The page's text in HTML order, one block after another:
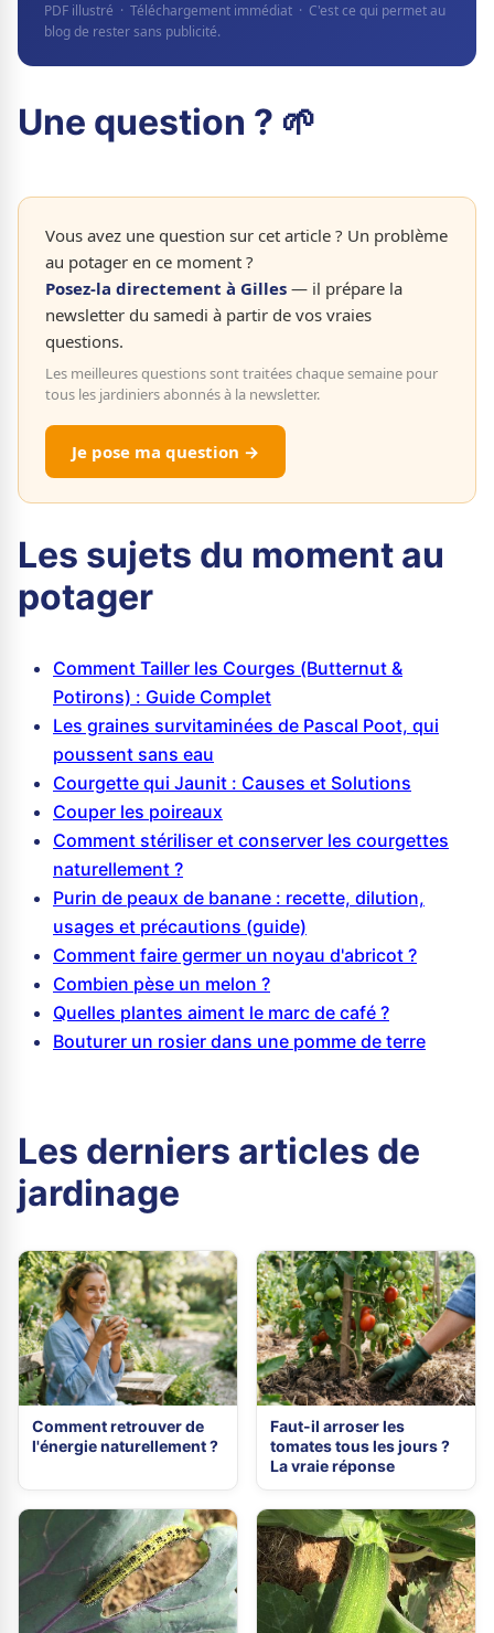
PDF illustré · Téléchargement immédiat · C'est ce qui permet au
blog de rester sans publicité.
Une question ? 🌱
Vous avez une question sur cet article ? Un problème
au potager en ce moment ?
Posez-la directement à Gilles — il prépare la
newsletter du samedi à partir de vos vraies
questions.
Les meilleures questions sont traitées chaque semaine pour
tous les jardiniers abonnés à la newsletter.
Je pose ma question →
Les sujets du moment au
potager
Comment Tailler les Courges (Butternut &
Potirons) : Guide Complet
Les graines survitaminées de Pascal Poot, qui
poussent sans eau
Courgette qui Jaunit : Causes et Solutions
Couper les poireaux
Comment stériliser et conserver les courgettes
naturellement ?
Purin de peaux de banane : recette, dilution,
usages et précautions (guide)
Comment faire germer un noyau d'abricot ?
Combien pèse un melon ?
Quelles plantes aiment le marc de café ?
Bouturer un rosier dans une pomme de terre
Les derniers articles de
jardinage
Comment retrouver de
l'énergie naturellement ?
Faut-il arroser les
tomates tous les jours ?
La vraie réponse